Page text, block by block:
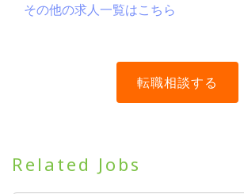
その他の求人一覧はこちら
Related Jobs